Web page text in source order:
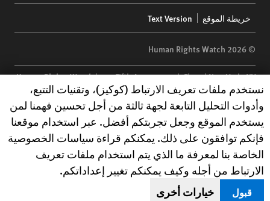
menu
خريطة الموقع Text Version
© 2026 Human Rights Watch
Human Rights Watch| 350 Fifth Avenue, 34th Floor | New York,NY
10118-3299 USA|t 1.212.290.4700
Human Rights Watchis a 501(C)(3) nonprofit registered in the US
under EIN: 13-2875808
Human Rights Watch cookie preferences
نستخدم ملفات تعريف الارتباط (كوكيز)، وتقنيات التتبع،
وأدوات التحليل التابعة لجهة ثالثة من أجل تحسين فهمنا لمن
يستخدم الموقع وجعل تجربتكم أفضل. عبر استخدام موقعنا
فإنكم توافقون على ذلك. يمكنكم قراءة سياسات الخصوصية
الخاصة بنا لمعرفة ما الذي يتم استخدام ملفات تعريف
الارتباط من أجله وكيف يمكنكم تغيير إعداداتكم.
قبول خيارات أخرى